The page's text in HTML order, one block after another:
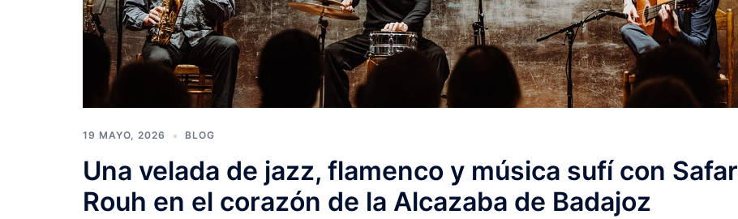
19 MAYO, 2026 BLOG
Una velada de jazz, flamenco y música sufí con Safar
Rouh en el corazón de la Alcazaba de Badajoz